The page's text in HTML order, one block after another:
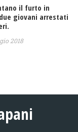
il furto in
giovani arrestati
2018